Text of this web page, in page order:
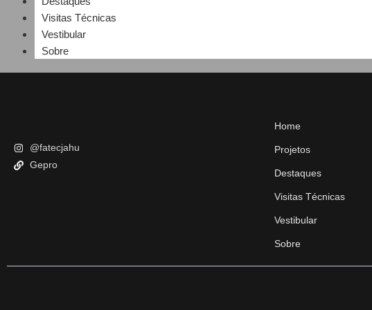
Visitas Técnicas
Vestibular
Sobre
@fatecjahu
Gepro
Home
Projetos
Destaques
Visitas Técnicas
Vestibular
Sobre